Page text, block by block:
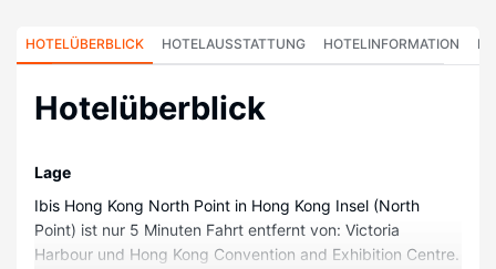
HOTELÜBERBLICK HOTELAUSSTATTUNG HOTELINFORMATION
Hotelüberblick
Lage
Ibis Hong Kong North Point in Hong Kong Insel (North
Point) ist nur 5 Minuten Fahrt entfernt von: Victoria
Harbour und Hong Kong Convention and Exhibition Centre.